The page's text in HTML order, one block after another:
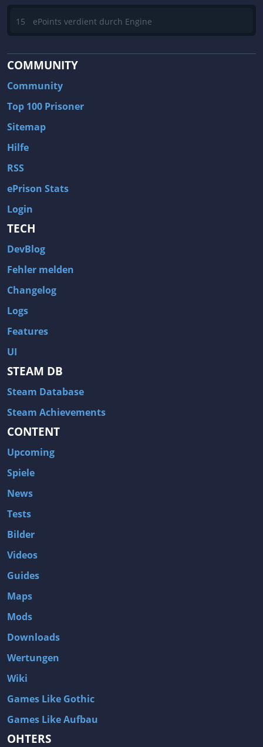
15 ePoints verdient durch Engine
COMMUNITY
Community
Top 100 Prisoner
Sitemap
Hilfe
RSS
ePrison Stats
Login
TECH
DevBlog
Fehler melden
Changelog
Logs
Features
UI
STEAM DB
Steam Database
Steam Achievements
CONTENT
Upcoming
Spiele
News
Tests
Bilder
Videos
Guides
Maps
Mods
Downloads
Wertungen
Wiki
Games Like Gothic
Games Like Aufbau
OHTERS